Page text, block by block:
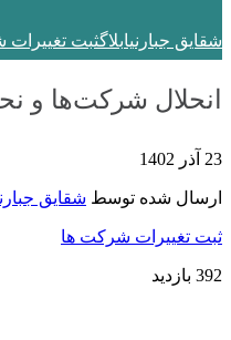
شقایق جبارنیابلاگثبت
انحلال شرکت‌ها و
23 آذر 1402
ارسال شده توسط شقایق
ثبت تغییرات شرکت ها
392 بازدید